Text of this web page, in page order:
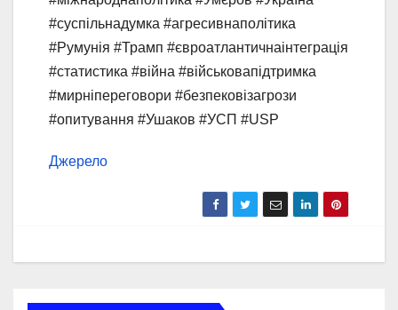
#суспільнадумка #агресивнаполітика
#Румунія #Трамп #євроатлантичнаінтеграція
#статистика #війна #військовапідтримка
#мирніпереговори #безпековізагрози
#опитування #Ушаков #УСП #USP
Джерело